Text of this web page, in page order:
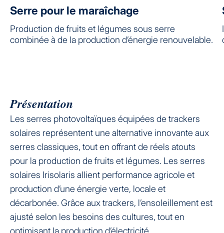
Serre pour le maraîchage
Production de fruits et légumes sous serre
combinée à de la production d’énergie renouvelable.
Présentation
Les serres photovoltaïques équipées de trackers
solaires représentent une alternative innovante aux
serres classiques, tout en offrant de réels atouts
pour la production de fruits et légumes. Les serres
solaires Irisolaris allient performance agricole et
production d’une énergie verte, locale et
décarbonée. Grâce aux trackers, l’ensoleillement est
ajusté selon les besoins des cultures, tout en
optimisant la production d’électricité.